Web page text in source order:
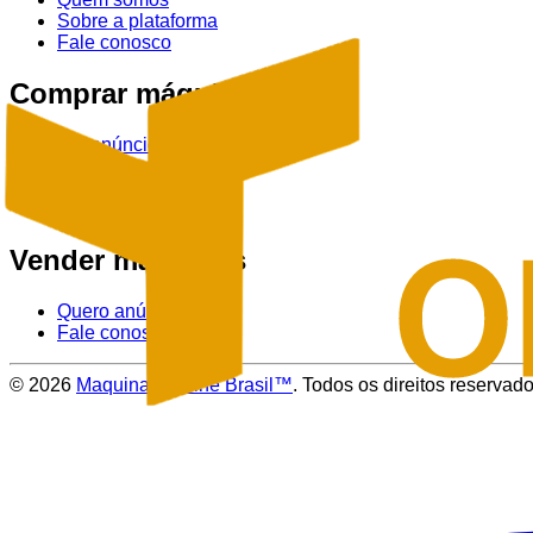
Sobre a plataforma
Fale conosco
Comprar máquinas
Ver anúncios
Vender máquinas
Quero anúnciar
Fale conosco
© 2026 Maquinas Online Brasil™. Todos os direitos